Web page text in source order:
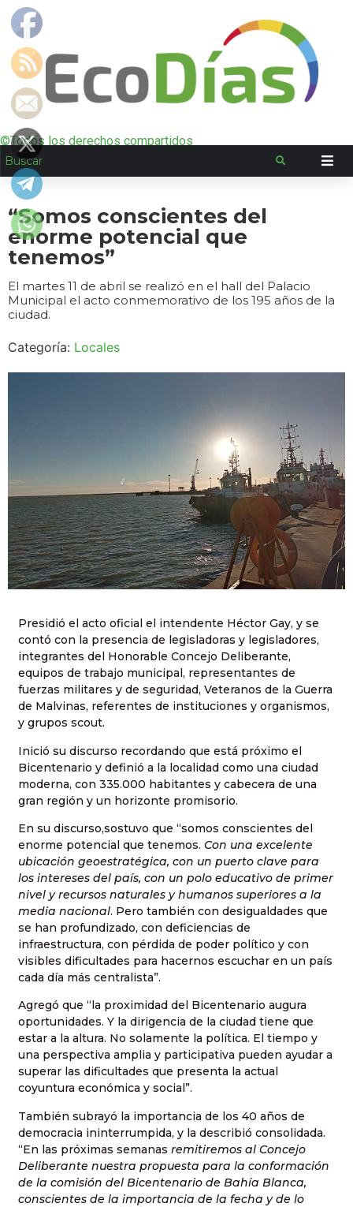
©Todos los derechos compartidos
“Somos conscientes del
enorme potencial que
tenemos”
El martes 11 de abril se realizó en el hall del Palacio
Municipal el acto conmemorativo de los 195 años de la
ciudad.
Categoría: Locales
Presidió el acto oficial el intendente Héctor Gay, y se
contó con la presencia de legisladoras y legisladores,
integrantes del Honorable Concejo Deliberante,
equipos de trabajo municipal, representantes de
fuerzas militares y de seguridad, Veteranos de la Guerra
de Malvinas, referentes de instituciones y organismos,
y grupos scout.
Inició su discurso recordando que está próximo el
Bicentenario y definió a la localidad como una ciudad
moderna, con 335.000 habitantes y cabecera de una
gran región y un horizonte promisorio.
En su discurso,sostuvo que “somos conscientes del
enorme potencial que tenemos. Con una excelente
ubicación geoestratégica, con un puerto clave para
los intereses del país, con un polo educativo de primer
nivel y recursos naturales y humanos superiores a la
media nacional. Pero también con desigualdades que
se han profundizado, con deficiencias de
infraestructura, con pérdida de poder político y con
visibles dificultades para hacernos escuchar en un país
cada día más centralista”.
Agregó que “la proximidad del Bicentenario augura
oportunidades. Y la dirigencia de la ciudad tiene que
estar a la altura. No solamente la política. El tiempo y
una perspectiva amplia y participativa pueden ayudar a
superar las dificultades que presenta la actual
coyuntura económica y social”.
También subrayó la importancia de los 40 años de
democracia ininterrumpida, y la describió consolidada.
“En las próximas semanas remitiremos al Concejo
Deliberante nuestra propuesta para la conformación
de la comisión del Bicentenario de Bahía Blanca,
conscientes de la importancia de la fecha y de lo